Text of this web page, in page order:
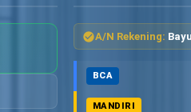
A/N Rekening:
BCA
MANDIRI